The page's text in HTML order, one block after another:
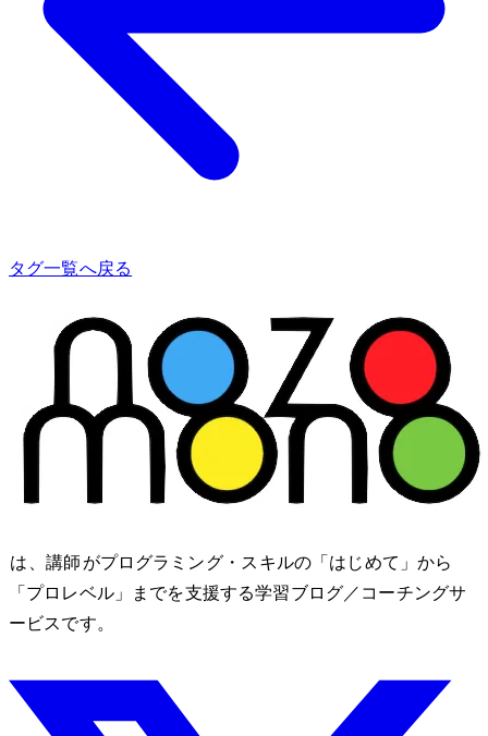
タグ一覧へ戻る
nozomono は、講師 shibomb がプログラミング・IT スキルの「はじめて」から
「プロレベル」までを支援する学習ブログ／コーチングサ
ービスです。